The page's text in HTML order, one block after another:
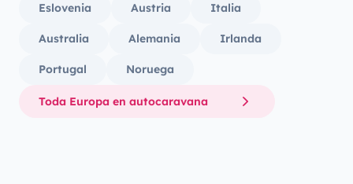
Eslovenia Austria Italia
Australia Alemania Irlanda
Portugal Noruega
Toda Europa en autocaravana